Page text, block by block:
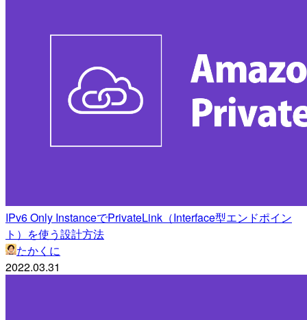
IPv6 Only InstanceでPrivateLink（Interface型エンドポイン
ト）を使う設計方法
たかくに
2022.03.31